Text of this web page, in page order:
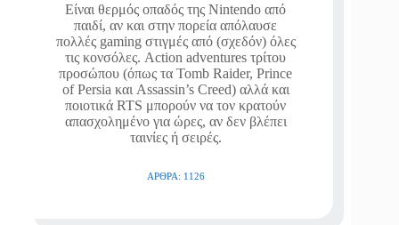
Είναι θερμός οπαδός της Nintendo από
παιδί, αν και στην πορεία απόλαυσε
πολλές gaming στιγμές από (σχεδόν) όλες
τις κονσόλες. Action adventures τρίτου
προσώπου (όπως τα Tomb Raider, Prince
of Persia και Assassin’s Creed) αλλά και
ποιοτικά RTS μπορούν να τον κρατούν
απασχολημένο για ώρες, αν δεν βλέπει
ταινίες ή σειρές.
ΆΡΘΡΑ: 1126